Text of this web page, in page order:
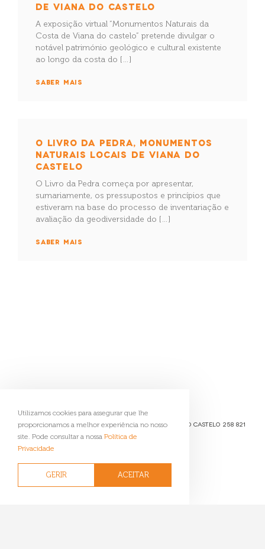
DE VIANA DO CASTELO
A exposição virtual “Monumentos Naturais da
Costa de Viana do castelo” pretende divulgar o
notável património geológico e cultural existente
ao longo da costa do […]
SABER MAIS
O LIVRO DA PEDRA, MONUMENTOS
NATURAIS LOCAIS DE VIANA DO
CASTELO
O Livro da Pedra começa por apresentar,
sumariamente, os pressupostos e princípios que
estiveram na base do processo de inventariação e
avaliação da geodiversidade do […]
SABER MAIS
de Viana do Castelo
Passeio das Mordomas da Romaria 4904-877 Viana do Castelo 258 821
Ficha Técnica
Utilizamos cookies para assegurar que lhe
proporcionamos a melhor experiência no nosso
site. Pode consultar a nossa Política de
Privacidade
GERIR ACEITAR